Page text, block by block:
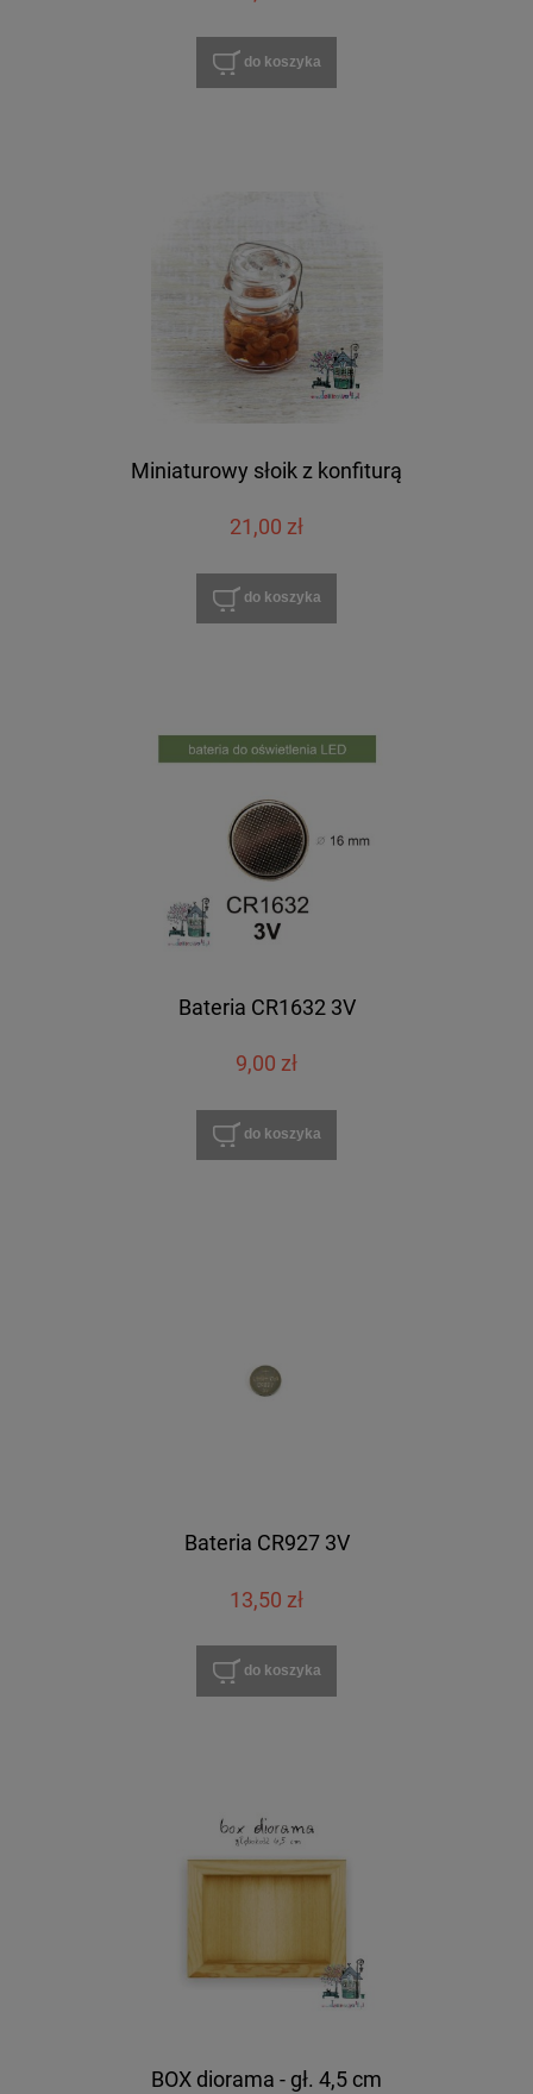
do koszyka
Miniaturowy słoik z konfiturą
21,00 zł
do koszyka
Bateria CR1632 3V
9,00 zł
do koszyka
Bateria CR927 3V
13,50 zł
do koszyka
BOX diorama - gł. 4,5 cm